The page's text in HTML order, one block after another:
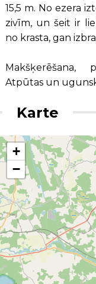
15,5 m. No ezera
zivīm, un šeit ir
no krasta, gan
Makšķerēšana,
Atpūtas un
Karte
+
−